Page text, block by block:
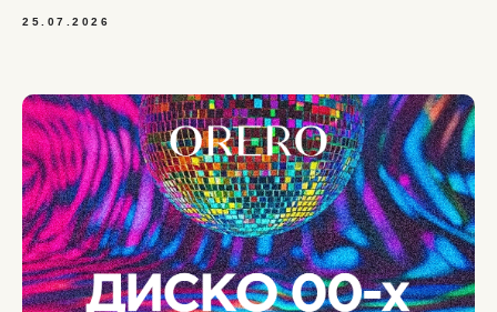
25.07.2026